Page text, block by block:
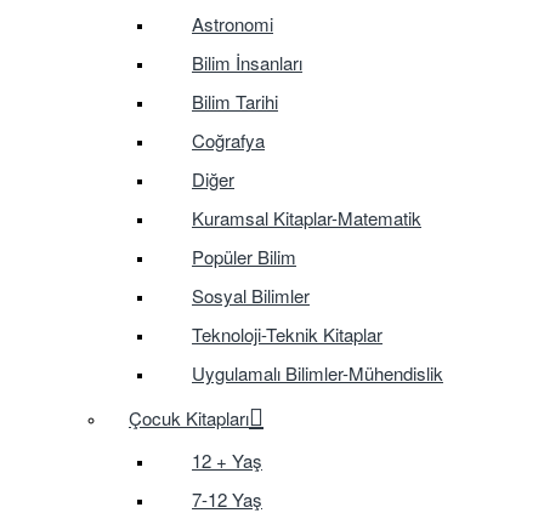
Astronomi
Bilim İnsanları
Bilim Tarihi
Coğrafya
Diğer
Kuramsal Kitaplar-Matematik
Popüler Bilim
Sosyal Bilimler
Teknoloji-Teknik Kitaplar
Uygulamalı Bilimler-Mühendislik
Çocuk Kitapları
12 + Yaş
7-12 Yaş